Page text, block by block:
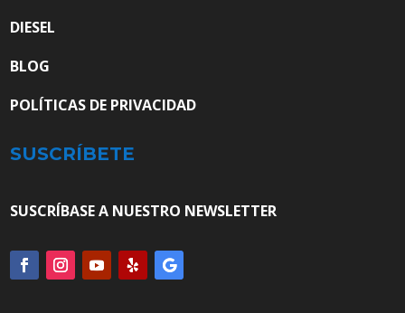
DIESEL
BLOG
POLÍTICAS DE PRIVACIDAD
SUSCRÍBETE
SUSCRÍBASE A NUESTRO NEWSLETTER